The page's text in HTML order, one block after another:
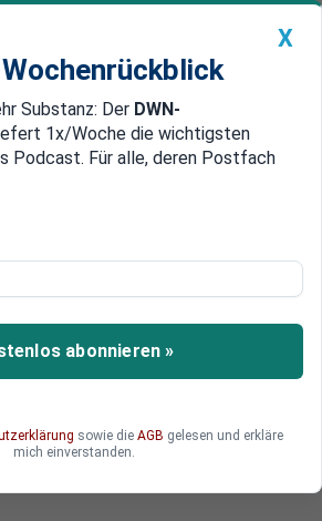
DWN: Geldanlage Premium
DWN-Magazin China
Die
langsam, aber stetig, an
das Kreditgeschäft
Die Bankenkrise steht
X
Substanz: Der DWN-
1x/Woche die wichtigsten
Podcast. Für alle, deren Postfach
abonnieren »
sowie die AGB gelesen und erkläre
mich einverstanden.